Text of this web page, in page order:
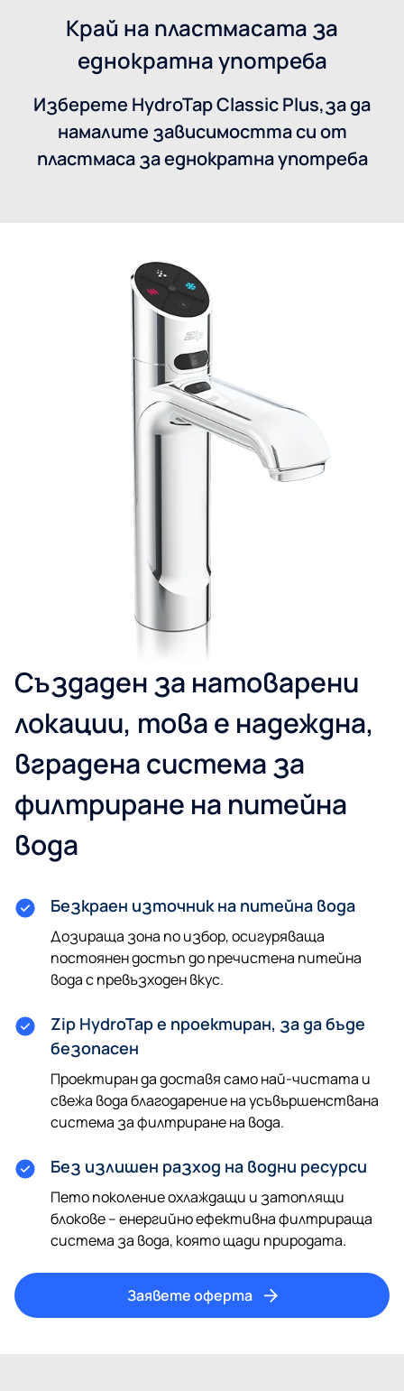
Край на пластмасата за
еднократна употреба
Изберете HydroTap Classic Plus,за да
намалите зависимостта си от
пластмаса за еднократна употреба
Създаден за натоварени
локации, това е надеждна,
вградена система за
филтриране на питейна
вода
Безкраен източник на питейна вода
Дозираща зона по избор, осигуряваща
постоянен достъп до пречистена питейна
вода с превъзходен вкус.
Zip HydroTap е проектиран, за да бъде
безопасен
Проектиран да доставя само най-чистата и
свежа вода благодарение на усъвършенствана
система за филтриране на вода.
Без излишен разход на водни ресурси
Пето поколение охлаждащи и затоплящи
блокове – енергийно ефективна филтрираща
система за вода, която щади природата.
Заявете оферта